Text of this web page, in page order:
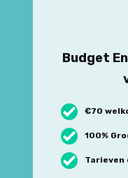
Budget
€70
100%